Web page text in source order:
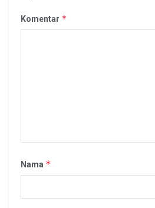
Komentar *
Nama *